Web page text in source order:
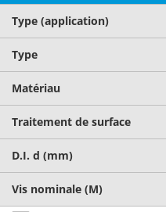
Type (application)
Type
Matériau
Traitement de surface
D.I. d (mm)
Vis nominale (M)